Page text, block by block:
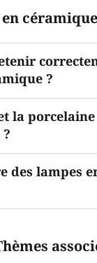
?
la
des lampes